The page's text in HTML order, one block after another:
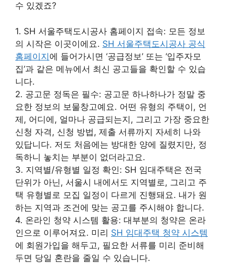
수 있겠죠?
1. SH 서울주택도시공사 홈페이지 접속: 모든 정보
의 시작은 이곳이에요. SH 서울주택도시공사 공식
홈페이지에 들어가시면 ‘공급정보’ 또는 ‘입주자모
집’과 같은 메뉴에서 최신 공고들을 확인할 수 있습
니다.
2. 공고문 정독은 필수: 공고문 하나하나가 정말 중
요한 정보의 보물창고예요. 어떤 유형의 주택이, 언
제, 어디에, 얼마나 공급되는지, 그리고 가장 중요한
신청 자격, 신청 방법, 제출 서류까지 자세히 나와
있답니다. 저도 처음에는 방대한 양에 질렸지만, 정
독하니 놓치는 부분이 없더라고요.
3. 지역별/유형별 일정 확인: SH 임대주택은 전국
단위가 아닌, 서울시 내에서도 지역별로, 그리고 주
택 유형별로 모집 일정이 다르게 진행돼요. 내가 원
하는 지역과 조건에 맞는 공고를 주시해야 합니다.
4. 온라인 청약 시스템 활용: 대부분의 청약은 온라
인으로 이루어져요. 미리 SH 임대주택 청약 시스템
에 회원가입을 해두고, 필요한 서류를 미리 준비해
두면 당일 혼란을 줄일 수 있습니다.